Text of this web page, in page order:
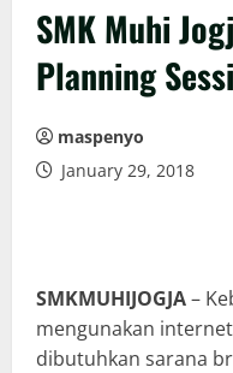
SMK Muhi
Planning
maspenyo
January 29, 2018
SMKMUHIJOGJA–
mengunakan
dibutuhkan sarana